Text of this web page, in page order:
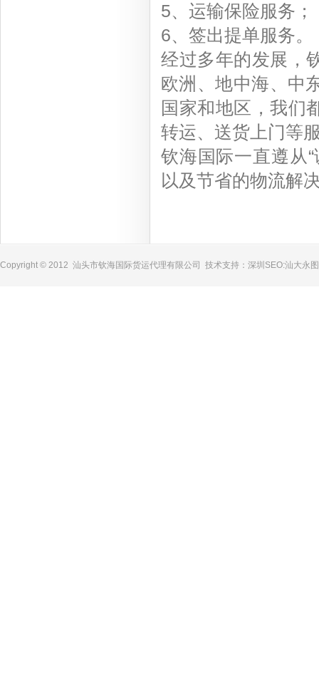
5、运输保险服务；
6、签出提单服务。
经过多年的发展，
欧洲、地中海、中
国家和地区，我们
转运、送货上门等
钦海国际一直遵从
以及节省的物流解
Copyright © 2012 汕头市钦海国际货运代理有限公司 技术支持： 深圳SEO:汕大永图